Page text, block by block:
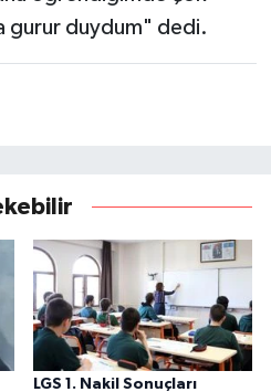
gurur duydum" dedi.
LGS 1. Nakil Sonuçları